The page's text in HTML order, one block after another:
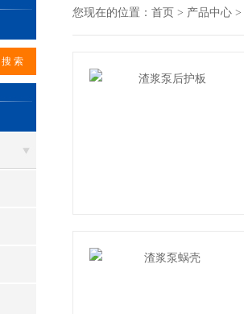
您现在的位置： 首页 > 产品中心 >